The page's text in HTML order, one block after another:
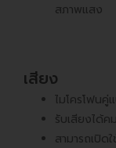
สภาพแสง
เสียง
ไมโครโฟน
รับเสียงได้ค
สามารถเปิด